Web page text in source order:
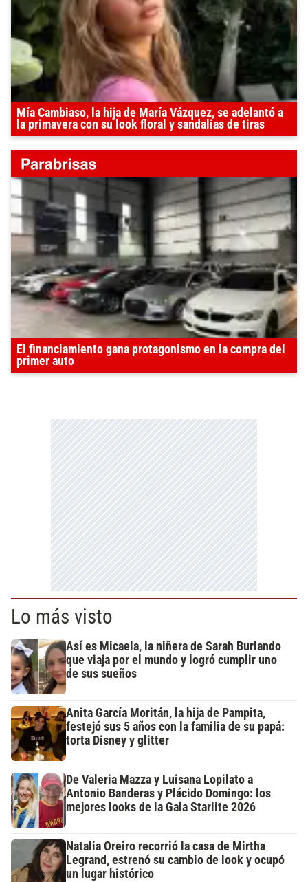
Mía Cambiaso, la hija de María Vázquez, se adelantó a
la primavera con su look floral y sandalias de tiras
El financiamiento gana protagonismo en la compra del
primer auto
Lo más visto
Así es Micaela, la niñera de Sarah Burlando
que viaja por el mundo y logró cumplir uno
de sus sueños
Anita García Moritán, la hija de Pampita,
festejó sus 5 años con la familia de su papá:
torta Disney y glitter
De Valeria Mazza y Luisana Lopilato a
Antonio Banderas y Plácido Domingo: los
mejores looks de la Gala Starlite 2026
Natalia Oreiro recorrió la casa de Mirtha
Legrand, estrenó su cambio de look y ocupó
un lugar histórico